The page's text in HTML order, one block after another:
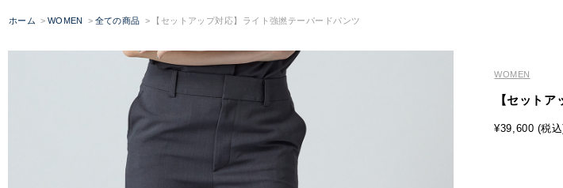
ホーム WOMEN 全ての商品 【セットアップ対応】ライト強撚テーパードパンツ
WOMEN
【セット
¥39,600 (税